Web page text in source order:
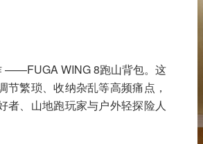
——FUGA WING 8跑山背包。这
繁琐、收纳杂乱等高频痛点，
者、山地跑玩家与户外轻探险人